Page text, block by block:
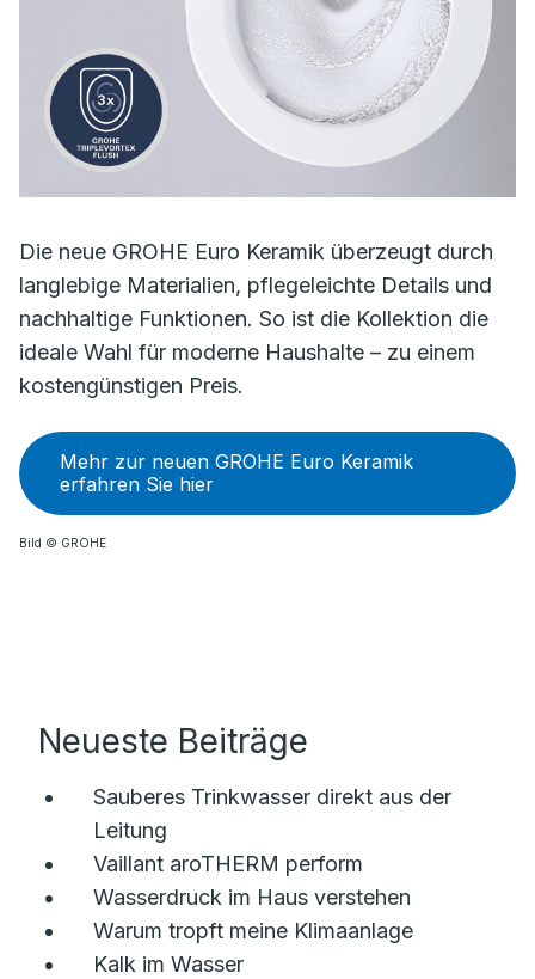
Die neue GROHE Euro Keramik überzeugt durch
langlebige Materialien, pflegeleichte Details und
nachhaltige Funktionen. So ist die Kollektion die
ideale Wahl für moderne Haushalte – zu einem
kostengünstigen Preis.
Mehr zur neuen GROHE Euro Keramik
erfahren Sie hier
Bild © GROHE
Neueste Beiträge
Sauberes Trinkwasser direkt aus der
Leitung
Vaillant aroTHERM perform
Wasserdruck im Haus verstehen
Warum tropft meine Klimaanlage
Kalk im Wasser